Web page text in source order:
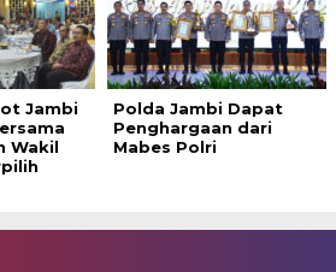
Jambi
Wakil
Polda Jambi Dapat
Penghargaan dari
Mabes Polri